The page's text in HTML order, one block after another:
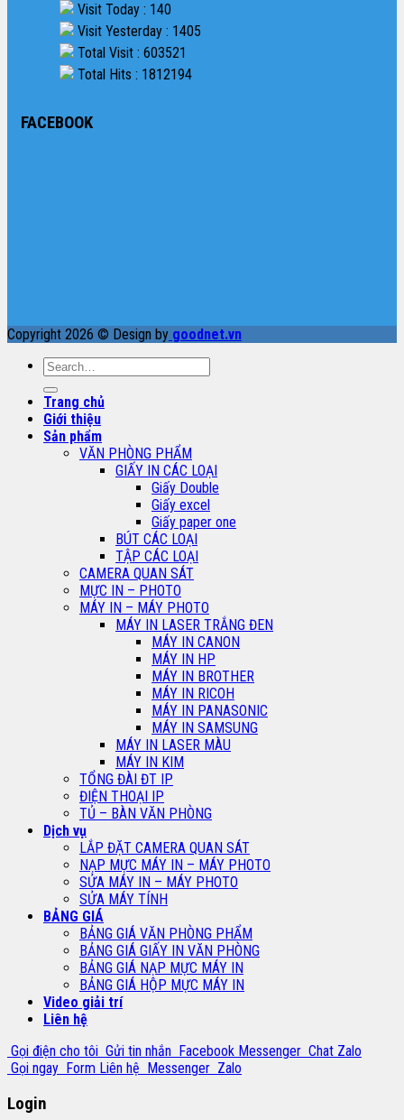
Visit Today : 140
Visit Yesterday : 1405
Total Visit : 603521
Total Hits : 1812194
FACEBOOK
Copyright 2026 © Design by goodnet.vn
Search
for:
Trang chủ
Giới thiệu
Sản phẩm
VĂN PHÒNG PHẨM
GIẤY IN CÁC LOẠI
Giấy Double
Giấy excel
Giấy paper one
BÚT CÁC LOẠI
TẬP CÁC LOẠI
CAMERA QUAN SÁT
MỰC IN – PHOTO
MÁY IN – MÁY PHOTO
MÁY IN LASER TRẮNG ĐEN
MÁY IN CANON
MÁY IN HP
MÁY IN BROTHER
MÁY IN RICOH
MÁY IN PANASONIC
MÁY IN SAMSUNG
MÁY IN LASER MÀU
MÁY IN KIM
TỔNG ĐÀI ĐT IP
ĐIỆN THOẠI IP
TỦ – BÀN VĂN PHÒNG
Dịch vụ
LẮP ĐẶT CAMERA QUAN SÁT
NẠP MỰC MÁY IN – MÁY PHOTO
SỬA MÁY IN – MÁY PHOTO
SỬA MÁY TÍNH
BẢNG GIÁ
BẢNG GIÁ VĂN PHÒNG PHẨM
BẢNG GIÁ GIẤY IN VĂN PHÒNG
BẢNG GIÁ NẠP MỰC MÁY IN
BẢNG GIÁ HỘP MỰC MÁY IN
Video giải trí
Liên hệ
Gọi điện cho tôi Gửi tin nhắn Facebook Messenger Chat Zalo
Gọi ngay Form Liên hệ Messenger Zalo
Login